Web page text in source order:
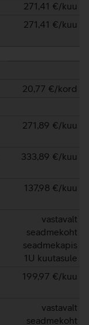
271,41 €/kuu
271,41 €/kuu
20,77 €/kord
271,89 €/kuu
333,89 €/kuu
137,98 €/kuu
vastavalt
seadmekoht
seadmekapis
1U kuutasule
199,97 €/kuu
vastavalt
seadmekoht